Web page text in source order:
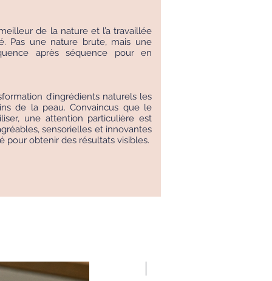
de la nature et l’a travaillée
Pas une nature brute, mais une
après séquence pour en
d’ingrédients naturels les
de la peau. Convaincus que le
une attention particulière est
sensorielles et innovantes
pour obtenir des résultats visibles.